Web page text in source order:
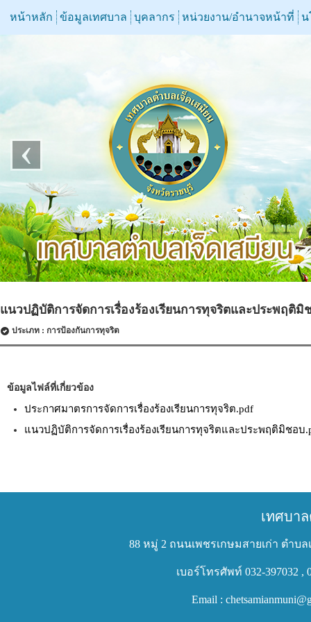
หน้าหลัก ข้อมูลเทศบาล บุคลากร หน่วยงาน/อำนาจหน้าที่ น
‹
แนวปฏิบัติการจัดการเรื่องร้องเรียนการทุจริตและประพฤติมิ
ประเภท : การป้องกันการทุจริต
ข้อมูลไฟล์ที่เกี่ยวข้อง
ประกาศมาตรการจัดการเรื่องร้องเรียนการทุจริต.pdf
แนวปฏิบัติการจัดการเรื่องร้องเรียนการทุจริตและประพฤติมิชอบ
เทศบา
88 หมู่ 2 ถนนเพชรเกษมสายเก่า ตำบ
เบอร์โทรศัพท์ 032-397032 ,
Email :